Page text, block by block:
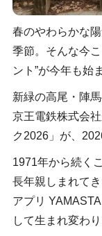
春のやわらかな
季節。そんな今
ント”が今年も始
新緑の高尾・陣
京王電鉄株式会
ク2026」が、
1971年から続く
長年親しまれて
アプリ
して生まれ変わり